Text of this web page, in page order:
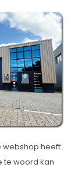
webshop heeft
te woord kan